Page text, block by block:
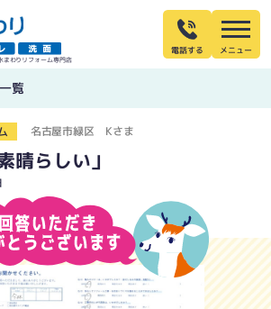
まわりリフォーム専門店
電話する
覧
名古屋市緑区 Kさま
晴らしい」